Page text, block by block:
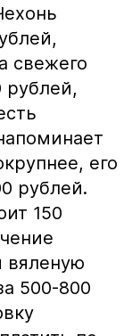
свежего
рублей,
его
рублей.
150
вяленую
500-800